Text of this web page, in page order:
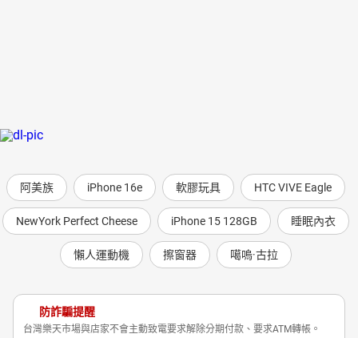
阿美族 iPhone 16e 軟膠玩具 HTC VIVE Eagle
NewYork Perfect Cheese iPhone 15 128GB 睡眠內衣
懶人運動機 擦窗器 噶嗚·古拉
防詐騙提醒
台灣樂天市場與店家不會主動致電要求解除分期付款、要求ATM轉帳。